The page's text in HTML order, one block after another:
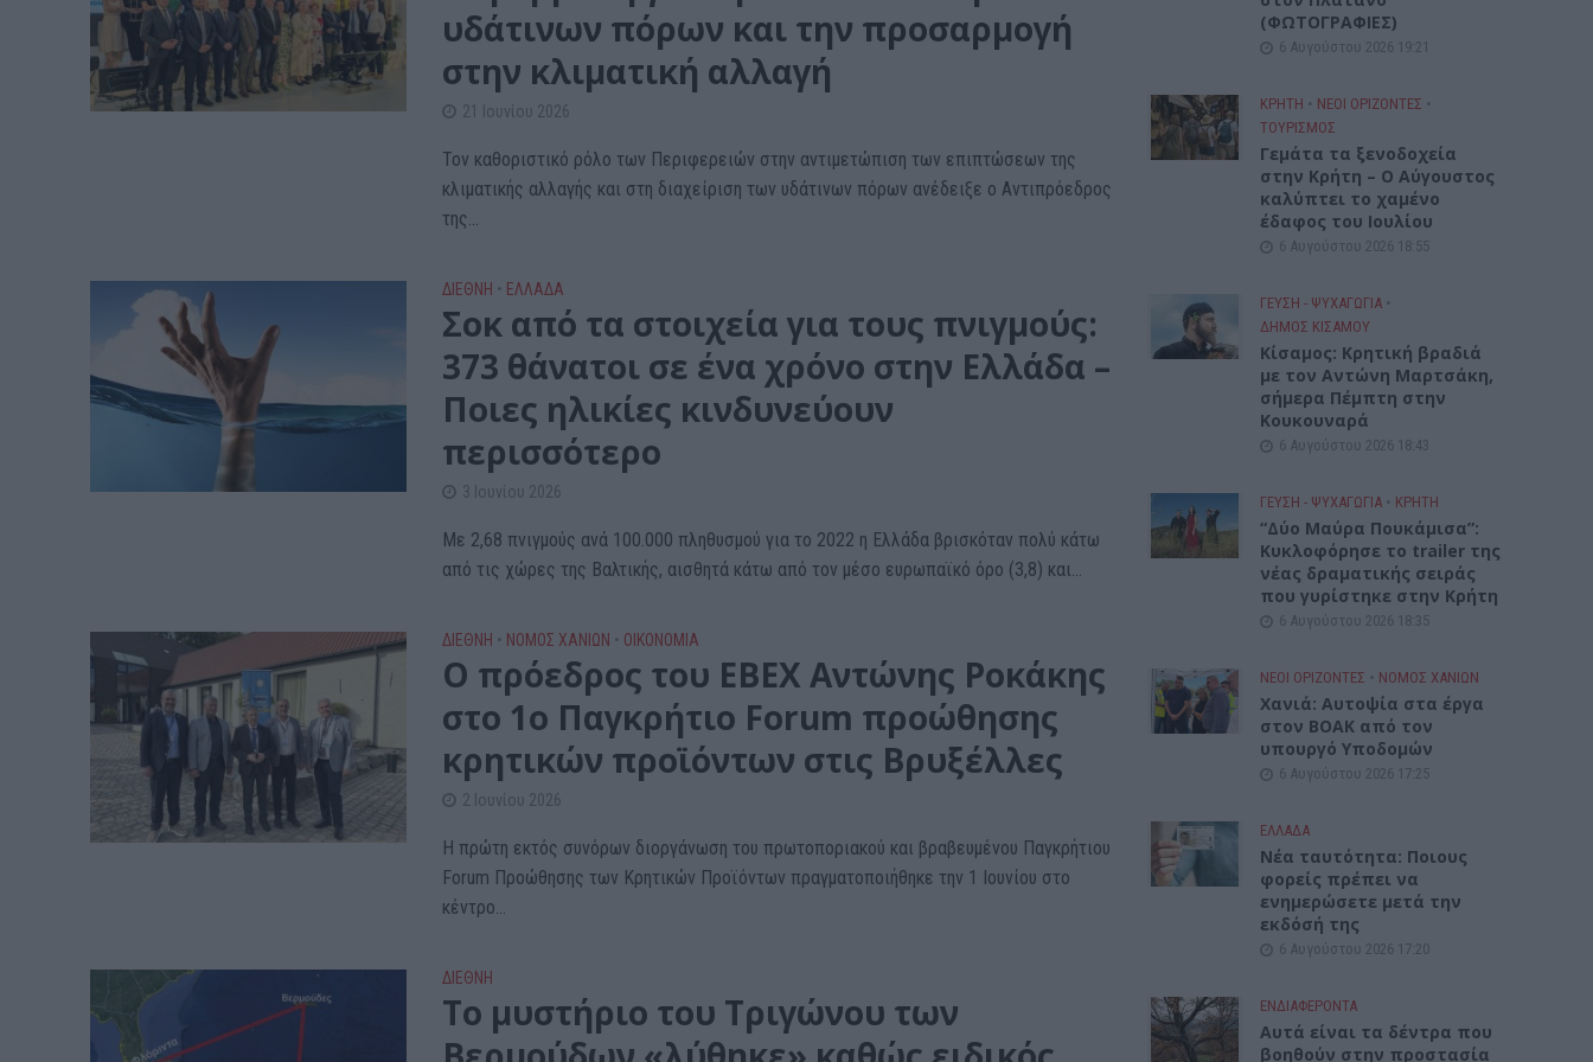
υδάτινων πόρων και την προσαρμογή
στην κλιματική αλλαγή
21 Ιουνίου 2026
Τον καθοριστικό ρόλο των Περιφερειών στην αντιμετώπιση των επιπτώσεων της
κλιματικής αλλαγής και στη διαχείριση των υδάτινων πόρων ανέδειξε ο Αντιπρόεδρος
της...
ΔΙΕΘΝΗ • ΕΛΛΑΔΑ
Σοκ από τα στοιχεία για τους πνιγμούς:
373 θάνατοι σε ένα χρόνο στην Ελλάδα –
Ποιες ηλικίες κινδυνεύουν
περισσότερο
3 Ιουνίου 2026
Με 2,68 πνιγμούς ανά 100.000 πληθυσμού για το 2022 η Ελλάδα βρισκόταν πολύ κάτω
από τις χώρες της Βαλτικής, αισθητά κάτω από τον μέσο ευρωπαϊκό όρο (3,8) και...
ΔΙΕΘΝΗ • ΝΟΜΌΣ ΧΑΝΊΩΝ • ΟΙΚΟΝΟΜΙΑ
Ο πρόεδρος του ΕΒΕΧ Αντώνης Ροκάκης
στο 1ο Παγκρήτιο Forum προώθησης
κρητικών προϊόντων στις Βρυξέλλες
2 Ιουνίου 2026
Η πρώτη εκτός συνόρων διοργάνωση του πρωτοποριακού και βραβευμένου Παγκρήτιου
Forum Προώθησης των Κρητικών Προϊόντων πραγματοποιήθηκε την 1 Ιουνίου στο
κέντρο...
ΔΙΕΘΝΗ
Το μυστήριο του Τριγώνου των
(ΦΩΤΟΓΡΑΦΙΕΣ)
6 Αυγούστου 2026 19:21
ΚΡΗΤΗ • ΝΕΟΙ ΟΡΙΖΟΝΤΕΣ •
ΤΟΥΡΙΣΜΟΣ
Γεμάτα τα ξενοδοχεία
στην Κρήτη – Ο Αύγουστος
καλύπτει το χαμένο
έδαφος του Ιουλίου
6 Αυγούστου 2026 18:55
ΓΕΎΣΗ - ΨΥΧΑΓΩΓΊΑ •
ΔΉΜΟΣ ΚΙΣΆΜΟΥ
Kίσαμος: Κρητική βραδιά
με τον Αντώνη Μαρτσάκη,
σήμερα Πέμπτη στην
Κουκουναρά
6 Αυγούστου 2026 18:43
ΓΕΎΣΗ - ΨΥΧΑΓΩΓΊΑ • ΚΡΗΤΗ
“Δύο Μαύρα Πουκάμισα”:
Κυκλοφόρησε το trailer της
νέας δραματικής σειράς
που γυρίστηκε στην Κρήτη
6 Αυγούστου 2026 18:35
ΝΕΟΙ ΟΡΙΖΟΝΤΕΣ • ΝΟΜΌΣ ΧΑΝΊΩΝ
Χανιά: Αυτοψία στα έργα
στον ΒΟΑΚ από τον
υπουργό Υποδομών
6 Αυγούστου 2026 17:25
ΕΛΛΑΔΑ
Νέα ταυτότητα: Ποιους
φορείς πρέπει να
ενημερώσετε μετά την
εκδόσή της
6 Αυγούστου 2026 17:20
ΕΝΔΙΑΦΕΡΟΝΤΑ
Αυτά είναι τα δέντρα που
βοηθούν στην προστασία